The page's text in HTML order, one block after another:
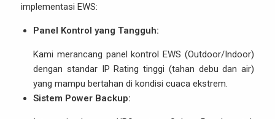
implementasi EWS:
Panel Kontrol yang Tangguh:
Kami merancang panel kontrol EWS (Outdoor/Indoor)
dengan standar IP Rating tinggi (tahan debu dan air)
yang mampu bertahan di kondisi cuaca ekstrem.
Sistem Power Backup: